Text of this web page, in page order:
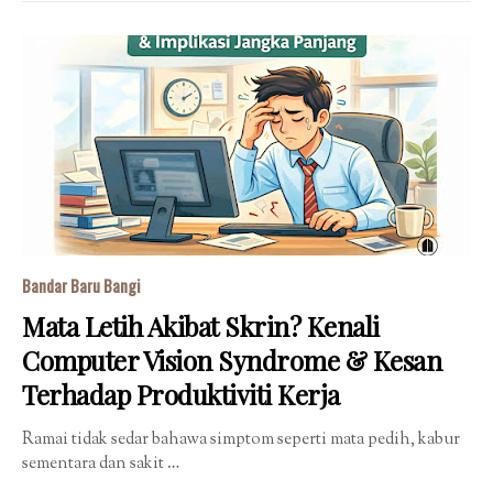
Bandar Baru Bangi
Mata Letih Akibat Skrin? Kenali
Computer Vision Syndrome & Kesan
Terhadap Produktiviti Kerja
Ramai tidak sedar bahawa simptom seperti mata pedih, kabur
sementara dan sakit …